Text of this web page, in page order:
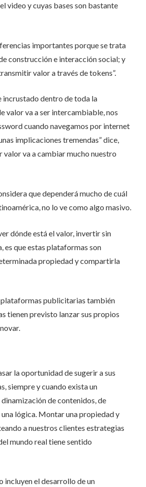
video y cuyas bases son bastante
importantes porque se trata
construcción e interacción social; y
valor a través de tokens”.
incrustado dentro de toda la
valor va a ser intercambiable, nos
cuando navegamos por internet
implicaciones tremendas” dice,
va a cambiar mucho nuestro
que dependerá mucho de cuál
no lo ve como algo masivo.
dónde está el valor, invertir sin
es que estas plataformas son
propiedad y compartirla
plataformas publicitarias también
tienen previsto lanzar sus propios
la oportunidad de sugerir a sus
siempre y cuando exista un
de contenidos, de
lógica. Montar una propiedad y
a nuestros clientes estrategias
mundo real tiene sentido
incluyen el desarrollo de un